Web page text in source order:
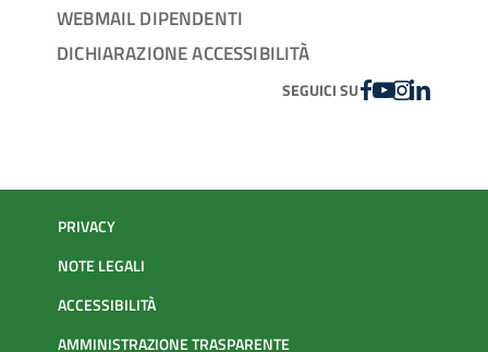
WEBMAIL DIPENDENTI
DICHIARAZIONE ACCESSIBILITÀ
SEGUICI SUFACEBOOK
YOUTUBE
INSTAGRAM
LINKEDIN
PRIVACY
NOTE LEGALI
ACCESSIBILITÀ
AMMINISTRAZIONE TRASPARENTE